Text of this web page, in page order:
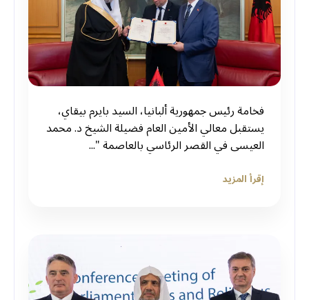
فخامة رئيس جمهورية ألبانيا، السيد بايرم بيقاي،
يستقبل معالي الأمين العام فضيلة الشيخ د. ⁧‫محمد
العيسى‬⁩ في القصر الرئاسي بالعاصمة "...
إقرأ المزيد